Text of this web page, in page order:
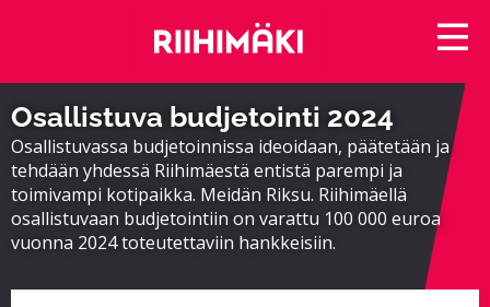
Osallistuva budjetointi 2024
Osallistuvassa budjetoinnissa ideoidaan, päätetään ja
tehdään yhdessä Riihimäestä entistä parempi ja
toimivampi kotipaikka. Meidän Riksu. Riihimäellä
osallistuvaan budjetointiin on varattu 100 000 euroa
vuonna 2024 toteutettaviin hankkeisiin.